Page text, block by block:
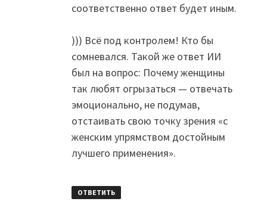
соответственно ответ будет иным.
))) Всё под контролем! Кто бы
сомневался. Такой же ответ ИИ
был на вопрос: Почему женщины
так любят огрызаться — отвечать
эмоционально, не подумав,
отстаивать свою точку зрения «с
женским упрямством достойным
лучшего применения».
ОТВЕТИТЬ